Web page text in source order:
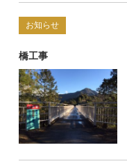
お知らせ
橋工事